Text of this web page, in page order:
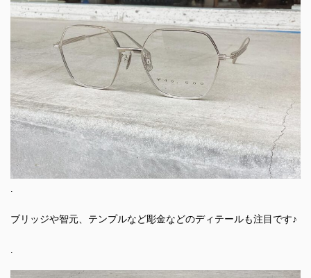
.
ブリッジや智元、テンプルなど彫金などのディテールも注目です♪
.